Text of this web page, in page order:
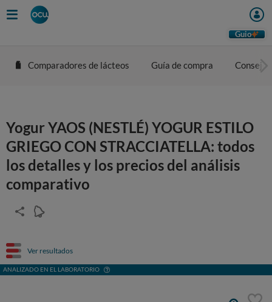
Guio
Comparadores de lácteos Guía de compra
Yogur YAOS (NESTLÉ) YOGUR ESTILO
GRIEGO CON STRACCIATELLA: todos
los detalles y los precios del análisis
comparativo
Ver resultados
ANALIZADO EN EL LABORATORIO